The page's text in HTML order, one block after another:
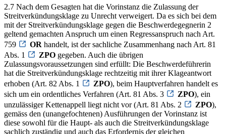
2.7 Nach dem Gesagten hat die Vorinstanz die Zulassung der
Streitverkündungsklage zu Unrecht verweigert. Da es sich bei dem
mit der Streitverkündungsklage gegen die Beschwerdegegnerin 2
geltend gemachten Anspruch um einen Regressanspruch nach Art.
759
OR handelt, ist der sachliche Zusammenhang nach Art. 81
Abs. 1
ZPO gegeben. Auch die übrigen
Zulassungsvoraussetzungen sind erfüllt: Die Beschwerdeführerin
hat die Streitverkündungsklage rechtzeitig mit ihrer Klageantwort
erhoben (Art. 82 Abs. 1
ZPO), beim Hauptverfahren handelt es
sich um ein ordentliches Verfahren (Art. 81 Abs. 3
ZPO), ein
unzulässiger Kettenappell liegt nicht vor (Art. 81 Abs. 2
ZPO),
gemäss den (unangefochtenen) Ausführungen der Vorinstanz ist
diese sowohl für die Haupt- als auch die Streitverkündungsklage
sachlich zuständig und auch das Erfordernis der gleichen